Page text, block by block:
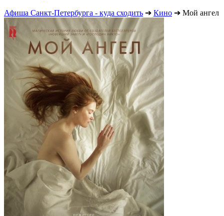
Афиша Санкт-Петербурга - куда сходить ➔ Кино ➔ Мой ангел